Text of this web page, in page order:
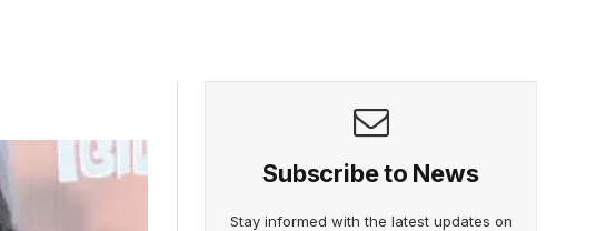
Subscribe to News
Stay informed with the latest updates on